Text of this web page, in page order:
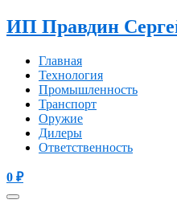
ИП Правдин
Главная
Технология
Промышленность
Транспорт
Оружие
Дилеры
Ответственность
0 ₽